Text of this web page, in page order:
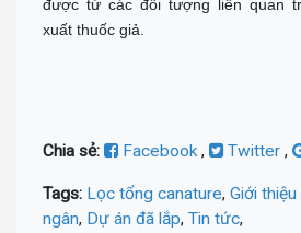
được từ các đối tượng liên quan
xuất thuốc giả.
Chia sẻ: Facebook, Twitter ,
Tags: Lọc tổng canature, Giới
ngân, Dự án đã lắp, Tin tức,